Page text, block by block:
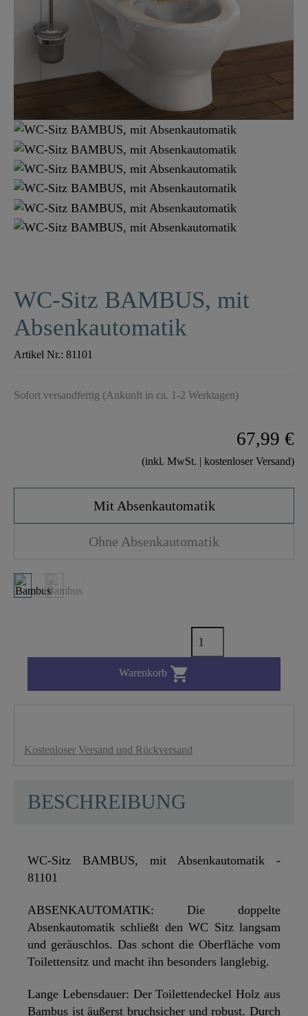
WC-Sitz BAMBUS, mit
Absenkautomatik
Artikel Nr.: 81101
Sofort versandfertig (Ankunft in ca. 1-2 Werktagen)
67,99 €
(inkl. MwSt. | kostenloser Versand)
Mit Absenkautomatik
Ohne Absenkautomatik
Warenkorb 
Kostenloser Versand und Rückversand
BESCHREIBUNG
WC-Sitz BAMBUS, mit Absenkautomatik -
81101
ABSENKAUTOMATIK: Die doppelte
Absenkautomatik schließt den WC Sitz langsam
und geräuschlos. Das schont die Oberfläche vom
Toilettensitz und macht ihn besonders langlebig.
Lange Lebensdauer: Der Toilettendeckel Holz aus
Bambus ist äußerst bruchsicher und robust. Durch